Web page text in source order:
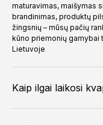
maturavimas, maišymas
brandinimas, produktų
žingsnių – mūsų pačių
kūno priemonių gamybai
Lietuvoje
Kaip ilgai laikosi